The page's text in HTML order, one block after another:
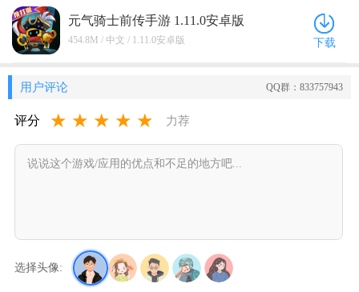
元气骑士前传手游 1.11.0安卓版
454.8M / 中文 / 1.11.0安卓版 下载
用户评论 QQ群：833757943
评分 ★ ★ ★ ★ ★ 力荐
选择头像: